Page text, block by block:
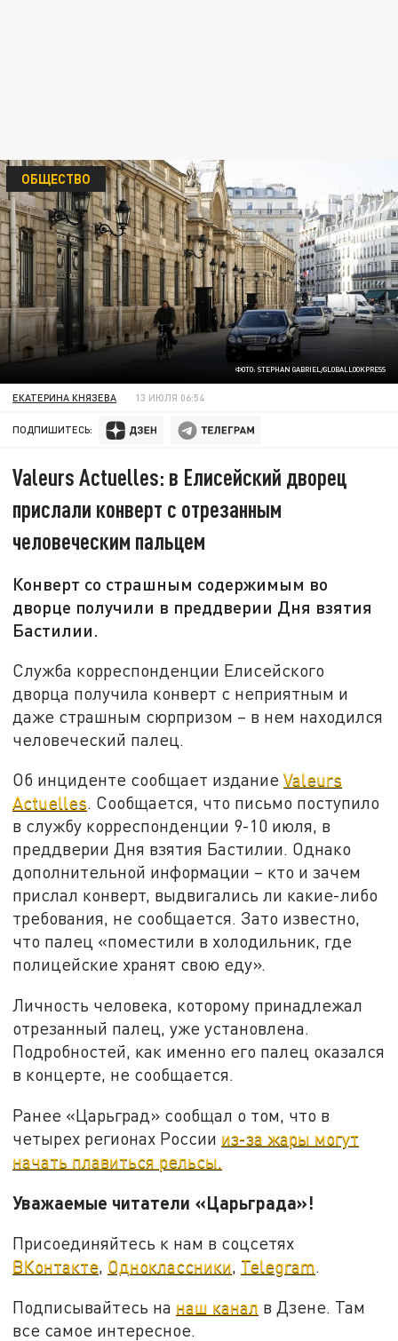
ФОТО: STEPHAN GABRIEL/GLOBALLOOKPRESS
ОБЩЕСТВО
ЕКАТЕРИНА КНЯЗЕВА 13 ИЮЛЯ 06:54
ПОДПИШИТЕСЬ:
Valeurs Actuelles: в Елисейский дворец
прислали конверт с отрезанным
человеческим пальцем
Конверт со страшным содержимым во
дворце получили в преддверии Дня взятия
Бастилии.
Служба корреспонденции Елисейского
дворца получила конверт с неприятным и
даже страшным сюрпризом – в нем находился
человеческий палец.
Об инциденте сообщает изданиеValeurs
Actuelles. Сообщается, что письмо поступило
в службу корреспонденции 9-10 июля, в
преддверии Дня взятия Бастилии. Однако
дополнительной информации – кто и зачем
прислал конверт, выдвигались ли какие-либо
требования, не сообщается. Зато известно,
что палец «поместили в холодильник, где
полицейские хранят свою еду».
Личность человека, которому принадлежал
отрезанный палец, уже установлена.
Подробностей, как именно его палец оказался
в концерте, не сообщается.
Ранее «Царьград» сообщал о том, что в
четырех регионах России из-за жары могут
начать плавиться рельсы.
Уважаемые читатели «Царьграда»!
Присоединяйтесь к нам в соцсетях
ВКонтакте, Одноклассники, Telegram.
Подписывайтесь на наш канал в Дзене. Там
все самое интересное.